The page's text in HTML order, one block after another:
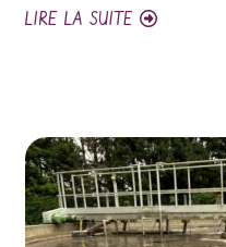
LIRE LA SUITE